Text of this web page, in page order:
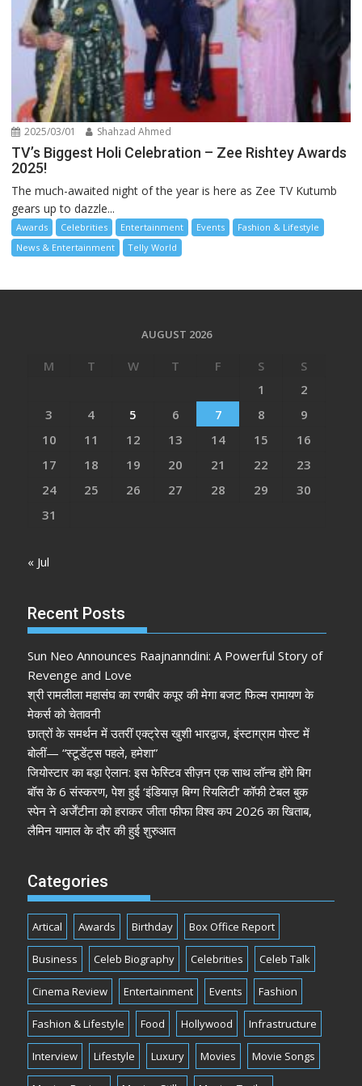
2025/03/01 Shahzad Ahmed
TV’s Biggest Holi Celebration – Zee Rishtey Awards
2025!
The much-awaited night of the year is here as Zee TV Kutumb
gears up to dazzle...
Awards Celebrities Entertainment Events
Fashion & Lifestyle
News & Entertainment
Telly World
AUGUST 2026
M T W T F S
S
1
2
3
4 5 6 7 8
9
10
11 12 13 14 15
16
17
18 19 20 21 22
23
24
25 26 27 28 29
30
31
« Jul
Recent Posts
Sun Neo Announces Raajnanndini: A Powerful Story of
Revenge and Love
श्री रामलीला महासंघ का रणबीर कपूर की मेगा बजट फिल्म रामायण के
मेकर्स को चेतावनी
छात्रों के समर्थन में उतरीं एक्ट्रेस खुशी भारद्वाज, इंस्टाग्राम पोस्ट में
बोलीं— “स्टूडेंट्स पहले, हमेशा”
जियोस्टार का बड़ा ऐलान: इस फेस्टिव सीज़न एक साथ लॉन्च होंगे बिग
बॉस के 6 संस्करण, पेश हुई ‘इंडियाज़ बिग्ग रियलिटी’ कॉफी टेबल बुक
स्पेन ने अर्जेंटीना को हराकर जीता फीफा विश्व कप 2026 का खिताब,
लैमिन यामाल के दौर की हुई शुरुआत
Categories
Artical Awards Birthday Box Office Report
Business Celeb Biography Celebrities Celeb Talk
Cinema Review Entertainment Events Fashion
Fashion & Lifestyle Food Hollywood Infrastructure
Interview Lifestyle Luxury Movies Movie Songs